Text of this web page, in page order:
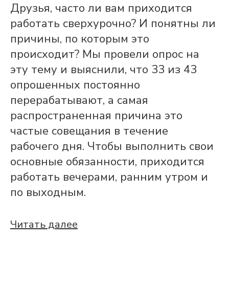
Друзья, часто ли вам приходится
работать сверхурочно? И понятны ли
причины, по которым это
происходит? Мы провели опрос на
эту тему и выяснили, что 33 из 43
опрошенных постоянно
перерабатывают, а самая
распространенная причина это
частые совещания в течение
рабочего дня. Чтобы выполнить свои
основные обязанности, приходится
работать вечерами, ранним утром и
по выходным.
Читать далее